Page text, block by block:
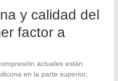
y calidad del
factor a
actuales están
en la parte superior,